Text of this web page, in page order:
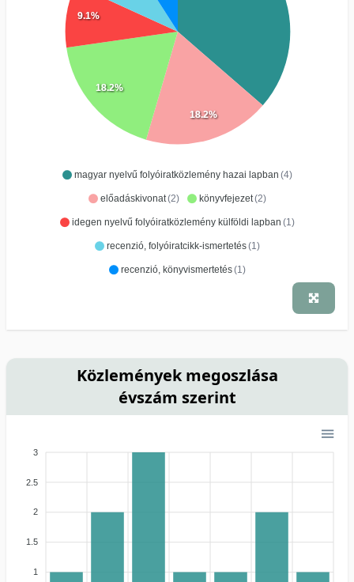
magyar nyelvű folyóiratközlemény hazai lapban (4)
előadáskivonat(2) könyvfejezet(2)
idegen nyelvű folyóiratközlemény külföldi lapban (1)
recenzió, folyóiratcikk-ismertetés(1)
recenzió, könyvismertetés(1)
18.2%
18.2%
9.1%
Közlemények megoszlása
évszám szerint
3
2.5
2
1.5
1